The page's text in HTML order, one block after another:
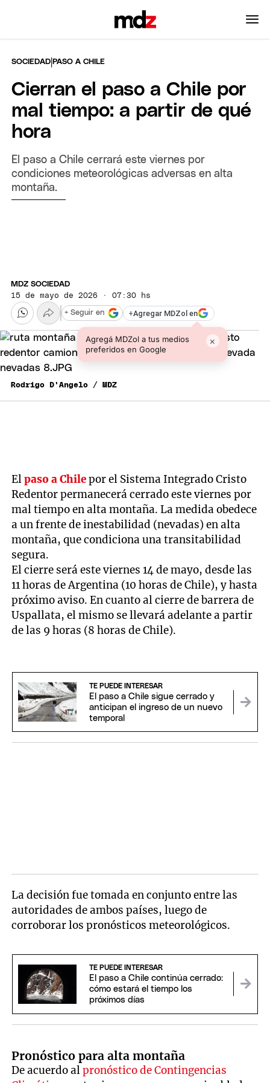
SOCIEDAD |PASO A CHILE
Cierran el paso a Chile por
mal tiempo: a partir de qué
hora
El paso a Chile cerrará este viernes por
condiciones meteorológicas adversas en alta
montaña.
MDZ SOCIEDAD
15 de mayo de 2026 · 07:30 hs
+Agregar MDZol en
Agregá MDZol a tus medios
preferidos en Google
×
+ Seguir en
Rodrigo D'Angelo / MDZ
Elpaso a Chilepor el Sistema Integrado Cristo
Redentor permanecerá cerrado este viernes por
mal tiempo en alta montaña. La medida obedece
a un frente de inestabilidad (nevadas) en alta
montaña, que condiciona una transitabilidad
segura.
El cierre será este viernes 14 de mayo, desde las
11 horas de Argentina (10 horas de Chile), y hasta
próximo aviso. En cuanto al cierre de barrera de
Uspallata, el mismo se llevará adelante a partir
de las 9 horas (8 horas de Chile).
TE PUEDE INTERESAR
El paso a Chile sigue cerrado y
anticipan el ingreso de un nuevo
temporal
La decisión fue tomada en conjunto entre las
autoridades de ambos países, luego de
corroborar los pronósticos meteorológicos.
TE PUEDE INTERESAR
El paso a Chile continúa cerrado:
cómo estará el tiempo los
próximos días
Pronóstico para alta montaña
De acuerdo alpronóstico de Contingencias